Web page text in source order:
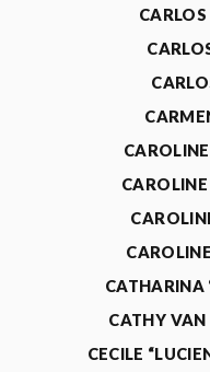
CAROLINE
CATHARINA
CATHY VAN
CECILE